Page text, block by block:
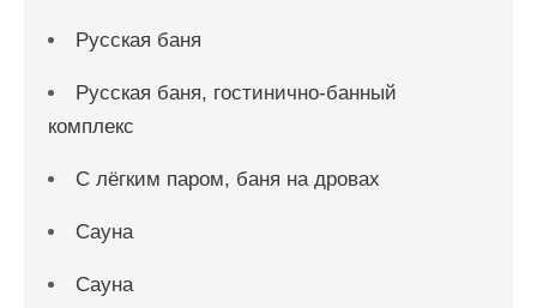
Русская баня
Русская баня, гостинично-банный
комплекс
С лёгким паром, баня на дровах
Сауна
Сауна